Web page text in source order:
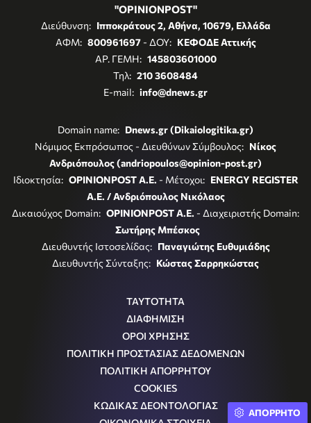
"OPINIONPOST"
Διεύθυνση: Ιπποκράτους 2, Αθήνα, 10679, Ελλάδα
ΑΦΜ: 800961697- ΔΟΥ: ΚΕΦΟΔΕ Αττικής
ΑΡ. ΓΕΜΗ: 145803601000
Τηλ: 210 3608484
E-mail: info@dnews.gr
Domain name: Dnews.gr (Dikaiologitika.gr)
Νόμιμος Εκπρόσωπος - Διευθύνων Σύμβουλος: Νίκος
Ανδριόπουλος (andriopoulos@opinion-post.gr)
Ιδιοκτησία: OPINIONPOST A.E. - Μέτοχοι: ENERGY REGISTER
Α.Ε. / Ανδριόπουλος Νικόλαος
Δικαιούχος Domain: OPINIONPOST A.E. - Διαχειριστής Domain:
Σωτήρης Μπέσκος
Διευθυντής Ιστοσελίδας: Παναγιώτης Ευθυμιάδης
Διευθυντής Σύνταξης: Κώστας Σαρρηκώστας
ΤΑΥΤΟΤΗΤΑ
ΔΙΑΦΗΜΙΣΗ
ΟΡΟΙ ΧΡΗΣΗΣ
ΠΟΛΙΤΙΚΗ ΠΡΟΣΤΑΣΙΑΣ ΔΕΔΟΜΕΝΩΝ
ΠΟΛΙΤΙΚΗ ΑΠΟΡΡΗΤΟΥ
COOKIES
ΚΩΔΙΚΑΣ ΔΕΟΝΤΟΛΟΓΙΑΣ
ΑΠΟΡΡΗΤΟ